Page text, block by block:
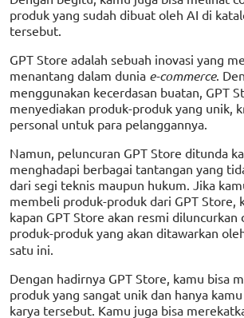
produk yang sudah dibuat oleh AI di
tersebut.
GPT Store adalah sebuah inovasi yang
menantang dalam dunia e-commerce.
menggunakan kecerdasan buatan, GPT
menyediakan produk-produk yang unik,
personal untuk para pelanggannya.
Namun, peluncuran GPT Store ditunda
menghadapi berbagai tantangan yang
dari segi teknis maupun hukum. Jika
membeli produk-produk dari GPT Store,
kapan GPT Store akan resmi diluncurkan
produk-produk yang akan ditawarkan
satu ini.
Dengan hadirnya GPT Store, kamu bisa
produk yang sangat unik dan hanya
karya tersebut. Kamu juga bisa